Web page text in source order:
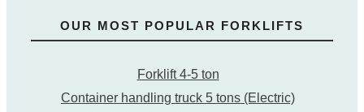
OUR MOST POPULAR FORKLIFTS
Forklift 4-5 ton
Container handling truck 5 tons (Electric)